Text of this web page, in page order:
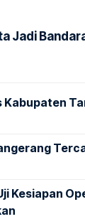
Jadi
Kabupaten
Kesiapan